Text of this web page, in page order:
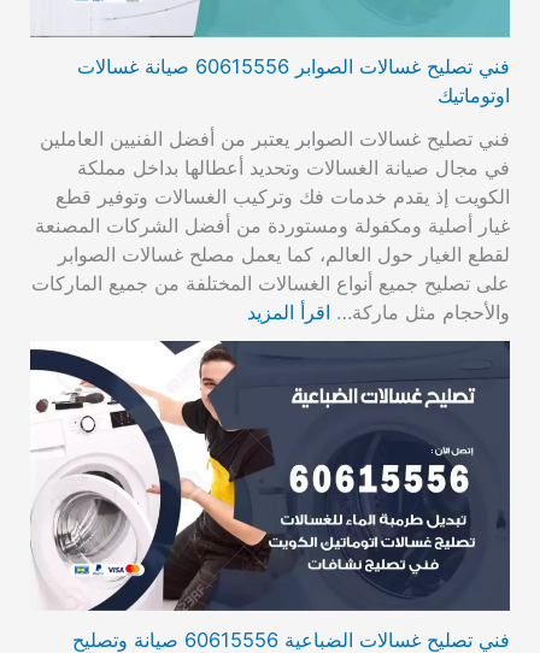
فني تصليح غسالات الصوابر 60615556 صيانة غسالات
اوتوماتيك
فني تصليح غسالات الصوابر يعتبر من أفضل الفنيين العاملين
في مجال صيانة الغسالات وتحديد أعطالها بداخل مملكة
الكويت إذ يقدم خدمات فك وتركيب الغسالات وتوفير قطع
غيار أصلية ومكفولة ومستوردة من أفضل الشركات المصنعة
لقطع الغيار حول العالم، كما يعمل مصلح غسالات الصوابر
على تصليح جميع أنواع الغسالات المختلفة من جميع الماركات
والأحجام مثل ماركة… اقرأ المزيد
فني تصليح غسالات الضباعية 60615556 صيانة وتصليح